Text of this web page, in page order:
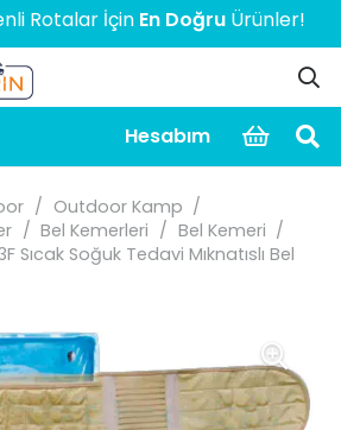
İçinEn DoğruÜrünler! > > > >
Hesabım
/ Outdoor Kamp /
/ Bel Kemerleri / Bel Kemeri /
Sıcak Soğuk Tedavi Mıknatıslı Bel